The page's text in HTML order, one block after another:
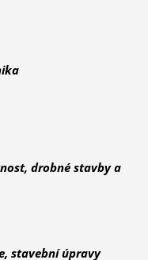
drobné stavby a
stavební úpravy